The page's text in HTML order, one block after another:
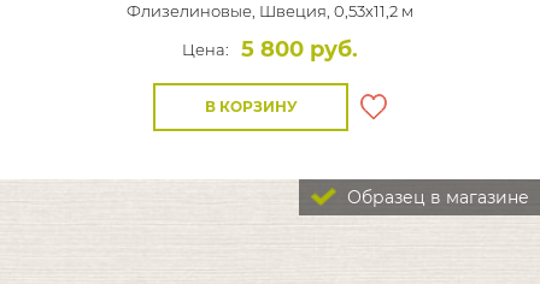
Флизелиновые, Швеция, 0,53x11,2 м
Цена:
5 800 руб.
В КОРЗИНУ
Образец в магазине